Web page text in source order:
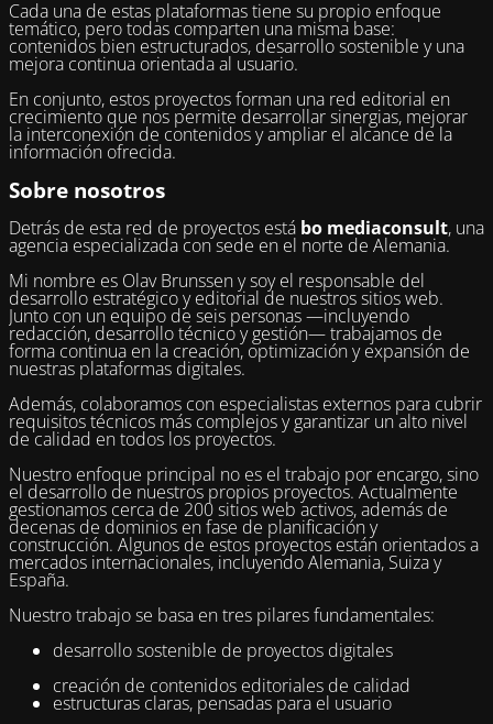
Cada una de estas plataformas tiene su propio enfoque
temático, pero todas comparten una misma base:
contenidos bien estructurados, desarrollo sostenible y una
mejora continua orientada al usuario.
En conjunto, estos proyectos forman una red editorial en
crecimiento que nos permite desarrollar sinergias, mejorar
la interconexión de contenidos y ampliar el alcance de la
información ofrecida.
Sobre nosotros
Detrás de esta red de proyectos está bo mediaconsult, una
agencia especializada con sede en el norte de Alemania.
Mi nombre es Olav Brunssen y soy el responsable del
desarrollo estratégico y editorial de nuestros sitios web.
Junto con un equipo de seis personas —incluyendo
redacción, desarrollo técnico y gestión— trabajamos de
forma continua en la creación, optimización y expansión de
nuestras plataformas digitales.
Además, colaboramos con especialistas externos para cubrir
requisitos técnicos más complejos y garantizar un alto nivel
de calidad en todos los proyectos.
Nuestro enfoque principal no es el trabajo por encargo, sino
el desarrollo de nuestros propios proyectos. Actualmente
gestionamos cerca de 200 sitios web activos, además de
decenas de dominios en fase de planificación y
construcción. Algunos de estos proyectos están orientados a
mercados internacionales, incluyendo Alemania, Suiza y
España.
Nuestro trabajo se basa en tres pilares fundamentales:
desarrollo sostenible de proyectos digitales
creación de contenidos editoriales de calidad
estructuras claras, pensadas para el usuario